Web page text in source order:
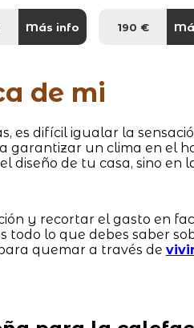
Más info 190 €
de mi
es difícil igualar la
garantizar un clima en el
diseño de tu casa, sino en
y recortar el gasto en
lo que debes saber
quemar a través de